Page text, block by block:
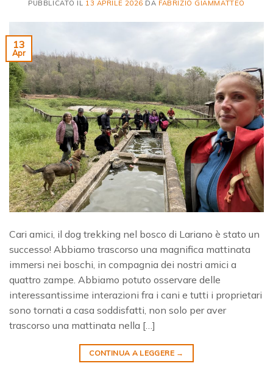
PUBBLICATO IL 13 APRILE 2026 DA FABRIZIO GIAMMATTEO
13
Apr
Cari amici, il dog trekking nel bosco di Lariano è stato un
successo! Abbiamo trascorso una magnifica mattinata
immersi nei boschi, in compagnia dei nostri amici a
quattro zampe. Abbiamo potuto osservare delle
interessantissime interazioni fra i cani e tutti i proprietari
sono tornati a casa soddisfatti, non solo per aver
trascorso una mattinata nella […]
CONTINUA A LEGGERE →